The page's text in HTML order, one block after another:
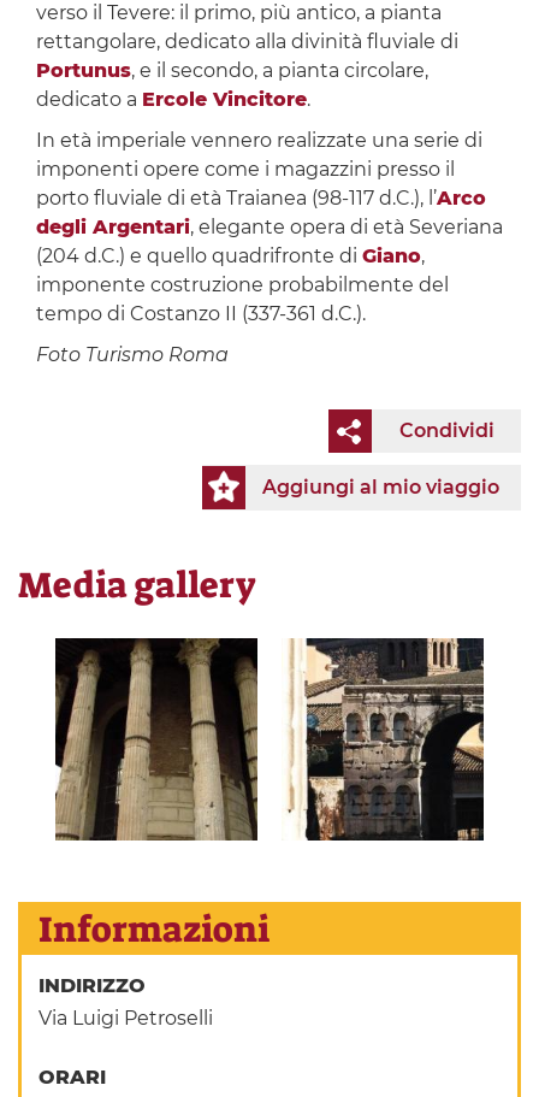
verso il Tevere: il primo, più antico, a pianta
rettangolare, dedicato alla divinità fluviale di
Portunus, e il secondo, a pianta circolare,
dedicato a Ercole Vincitore.
In età imperiale vennero realizzate una serie di
imponenti opere come i magazzini presso il
porto fluviale di età Traianea (98-117 d.C.), l’Arco
degli Argentari, elegante opera di età Severiana
(204 d.C.) e quello quadrifronte di Giano,
imponente costruzione probabilmente del
tempo di Costanzo II (337-361 d.C.).
Foto Turismo Roma
Condividi
Aggiungi al mio viaggio
Media gallery
Informazioni
INDIRIZZO
Via Luigi Petroselli
ORARI